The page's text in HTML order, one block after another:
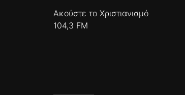
Ακούστε το Χριστιανισμό
104,3 FM